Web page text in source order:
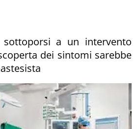
sottoporsi a un intervento
dei sintomi sarebbe